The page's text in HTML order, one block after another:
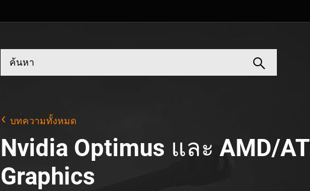
บทความทั้งหมด
Nvidia Optimus และ AMD/
Graphics